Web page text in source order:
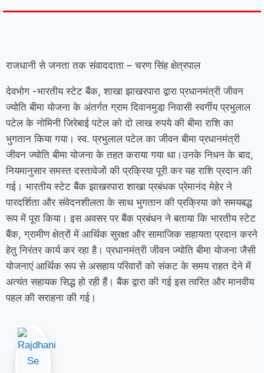
राजधानी से जनता तकसंवाददाता – चरण सिंह क्षेत्रपाल
देवभोग -भारतीय स्टेट बैंक, शाखा झाखरपारा द्वारा प्रधानमंत्री जीवन
ज्योति बीमा योजना के अंतर्गत ग्राम दिवानमुडा़ निवासी स्वर्गीय प्रभुलाल
पटेल के नोमिनी जिरेबाई पटेल को दो लाख रुपये की बीमा राशि का
भुगतान किया गया। स्व. प्रभुलाल पटेल का जीवन बीमा प्रधानमंत्री
जीवन ज्योति बीमा योजना के तहत कराया गया था।उनके निधन के बाद,
नियमानुसार समस्त दस्तावेजों की प्रक्रिया पूरी कर यह राशि प्रदान की
गई। भारतीय स्टेट बैंक झाखरपारा शाखा प्रबंधक प्रेमानंद मेहेर ने
पारदर्शिता और संवेदनशीलता के साथ भुगतान की प्रक्रिया को समयबद्ध
रूप में पूरा किया। इस अवसर पर बैंक प्रबंधन ने बताया कि भारतीय स्टेट
बैंक, ग्रामीण क्षेत्रों में आर्थिक सुरक्षा और सामाजिक सहायता प्रदान करने
हेतु निरंतर कार्य कर रहा है। प्रधानमंत्री जीवन ज्योति बीमा योजना जैसी
योजनाएं आर्थिक रूप से असहाय परिवारों को संकट के समय राहत देने में
अत्यंत सहायक सिद्ध हो रही हैं। बैंक द्वारा की गई इस त्वरित और मानवीय
पहल की सराहना की गई।